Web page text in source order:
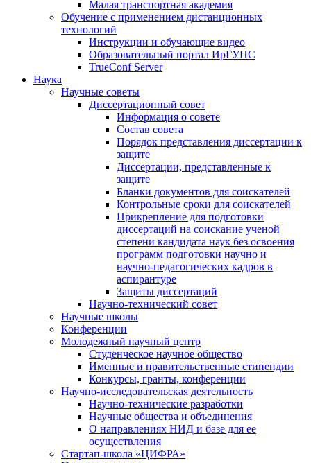
Малая транспортная академия
Обучение с применением дистанционных
технологий
Инструкции и обучающие видео
Образовательный портал ИрГУПС
TrueConf Server
Наука
Научные советы
Диссертационный совет
Информация о совете
Состав совета
Порядок представления диссертации к
защите
Диссертации, представленные к
защите
Бланки документов для соискателей
Контрольные сроки для соискателей
Прикрепление для подготовки
диссертаций на соискание ученой
степени кандидата наук без освоения
программ подготовки научно и
научно-педагогических кадров в
аспирантуре
Защиты диссертаций
Научно-технический совет
Научные школы
Конференции
Молодежный научный центр
Студенческое научное общество
Именные и правительственные стипендии
Конкурсы, гранты, конференции
Научно-исследовательская деятельность
Научно-технические разработки
Научные общества и объединения
О направлениях НИД и базе для ее
осуществления
Стартап-школа «ЦИФРА»